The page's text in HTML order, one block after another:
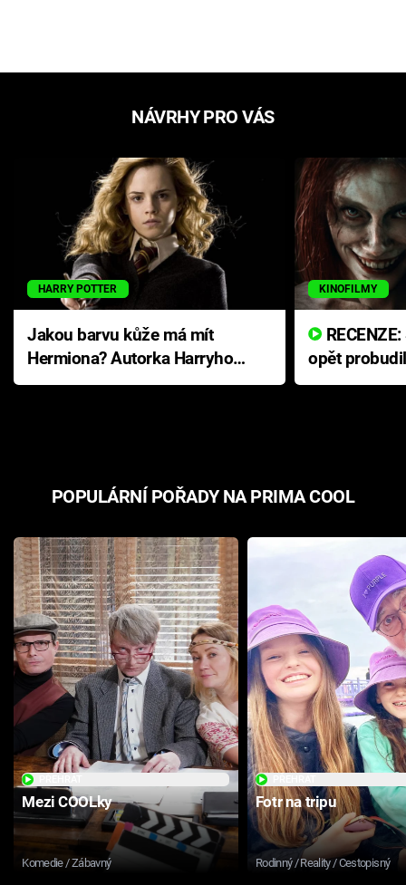
NÁVRHY PRO VÁS
HARRY POTTER
Jakou barvu kůže má mít
Hermiona? Autorka Harryho
Pottera přišla s ráznou
KINOFILMY
opět
přichází s
POPULÁRNÍ POŘADY NA PRIMA COOL
Mezi COOLky
Komedie / Zábavný
Fotr na tripu
Rodinný / Reality / Cestopisný